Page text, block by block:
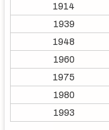
1914
1939
1948
1960
1975
1980
1993